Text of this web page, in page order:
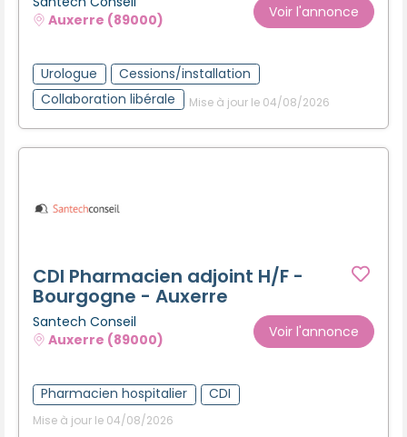
Auxerre (89000)
Voir l'annonce
Urologue
Cessions/installation
Collaboration libérale
Mise à jour le 04/08/2026
CDI Pharmacien adjoint H/F -
Bourgogne - Auxerre
Santech Conseil
Auxerre (89000)
Voir l'annonce
Pharmacien hospitalier CDI
Mise à jour le 04/08/2026